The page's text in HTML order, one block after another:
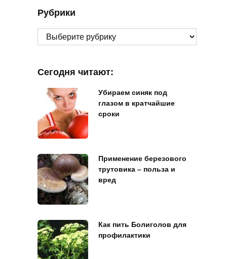
Рубрики
Рубрики
Сегодня читают:
Убираем синяк под
глазом в кратчайшие
сроки
Применение березового
трутовика – польза и
вред
Как пить Болиголов для
профилактики